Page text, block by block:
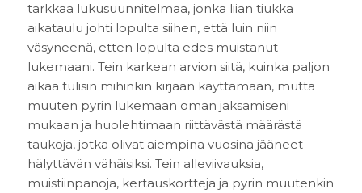
tarkkaa lukusuunnitelmaa, jonka liian tiukka
aikataulu johti lopulta siihen, että luin niin
väsyneenä, etten lopulta edes muistanut
lukemaani. Tein karkean arvion siitä, kuinka paljon
aikaa tulisin mihinkin kirjaan käyttämään, mutta
muuten pyrin lukemaan oman jaksamiseni
mukaan ja huolehtimaan riittävästä määrästä
taukoja, jotka olivat aiempina vuosina jääneet
hälyttävän vähäisiksi. Tein alleviivauksia,
muistiinpanoja, kertauskortteja ja pyrin muutenkin